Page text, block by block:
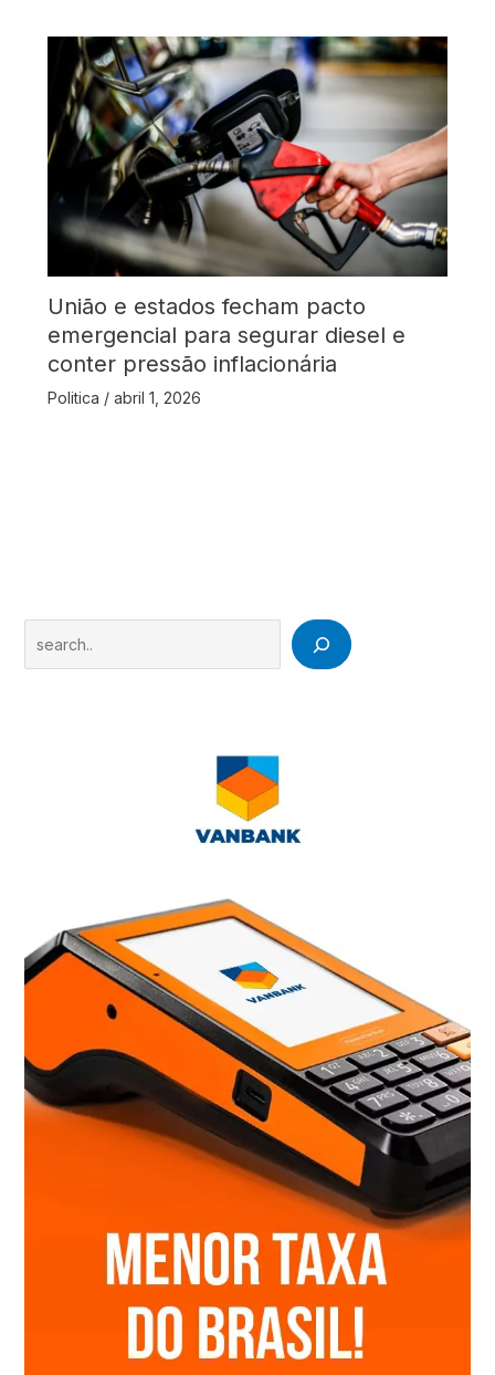
União e estados fecham pacto
emergencial para segurar diesel e
conter pressão inflacionária
Politica / abril 1, 2026